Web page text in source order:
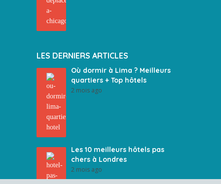
LES DERNIERS ARTICLES
Où dormir à Lima ? Meilleurs
quartiers + Top hôtels
2 mois ago
Les 10 meilleurs hôtels pas
chers à Londres
2 mois ago